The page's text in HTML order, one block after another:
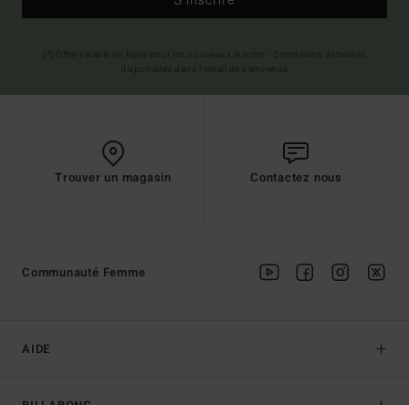
Trouver un magasin Contactez nous
AIDE
Communauté Femme